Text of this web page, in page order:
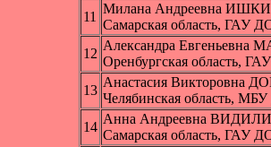
11
Милана Андреевна
Самарская область,
12
Александра Евгеньевна
Оренбургская область,
13
Анастасия Викторовна
Челябинская область,
14
Анна Андреевна
Самарская область,